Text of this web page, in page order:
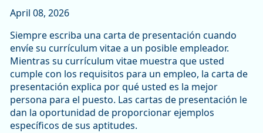
April 08, 2026
Siempre escriba una carta de presentación cuando
envíe su currículum vitae a un posible empleador.
Mientras su currículum vitae muestra que usted
cumple con los requisitos para un empleo, la carta de
presentación explica por qué usted es la mejor
persona para el puesto. Las cartas de presentación le
dan la oportunidad de proporcionar ejemplos
específicos de sus aptitudes.